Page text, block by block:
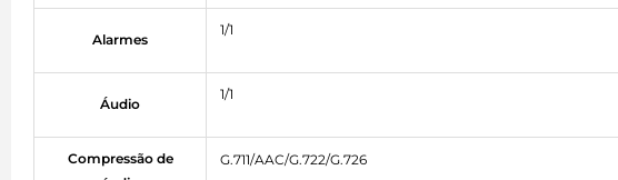
Alarmes
1/1
Áudio
1/1
Compressão de
G.711/AAC/G.722/G.726